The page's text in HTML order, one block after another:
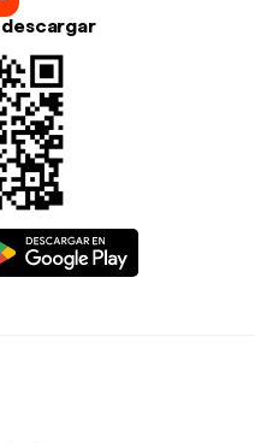
descargar